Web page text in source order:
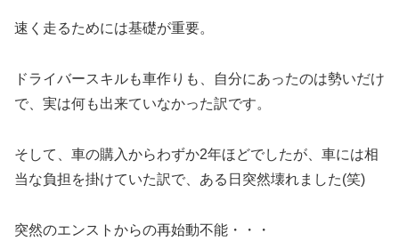
速く走るためには基礎が重要。
ドライバースキルも車作りも、自分にあったのは勢いだけ
で、実は何も出来ていなかった訳です。
そして、車の購入からわずか2年ほどでしたが、車には相
当な負担を掛けていた訳で、ある日突然壊れました(笑)
突然のエンストからの再始動不能・・・